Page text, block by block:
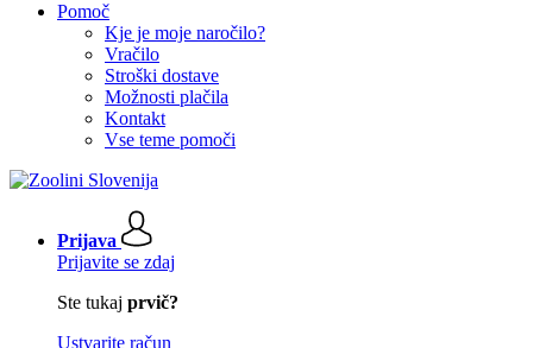
Pomoč
Kje je moje naročilo?
Vračilo
Stroški dostave
Možnosti plačila
Kontakt
Vse teme pomoči
Prijava
Prijavite se zdaj
Ste tukaj prvič?
Ustvarite račun